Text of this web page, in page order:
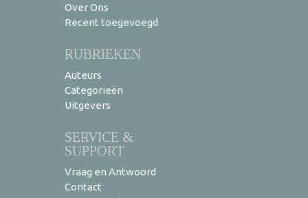
Over Ons
Recent toegevoegd
RUBRIEKEN
Auteurs
Categorieën
Uitgevers
SERVICE &
SUPPORT
Vraag en Antwoord
Contact